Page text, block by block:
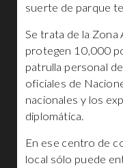
suerte de parque
Se trata de la Zona
protegen 10,000
patrulla personal
oficiales de
nacionales y los
diplomática.
En ese centro de
local sólo puede